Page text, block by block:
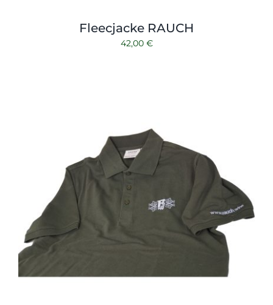
Fleecjacke RAUCH
42,00 €